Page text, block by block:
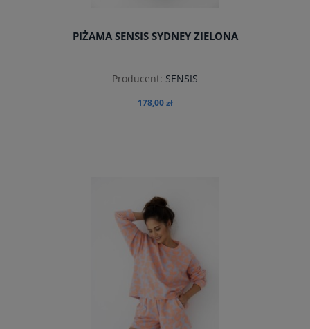
PIŻAMA SENSIS SYDNEY ZIELONA
Producent: SENSIS
178,00 zł